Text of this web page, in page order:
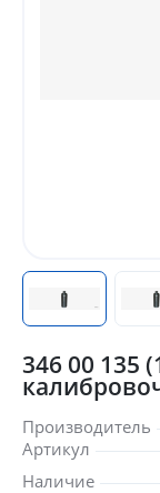
346 00 135
Производитель
Артикул
Наличие